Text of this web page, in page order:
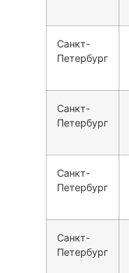
Санкт-
Петербург
Санкт-
Петербург
Санкт-
Петербург
Санкт-
Петербург